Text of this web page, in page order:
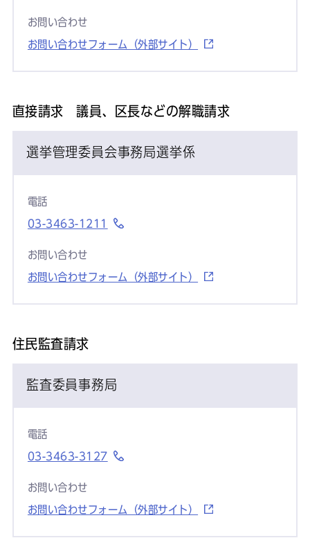
お問い合わせ
お問い合わせフォーム（外部サイト）
直接請求 議員、区長などの解職請求
選挙管理委員会事務局選挙係
電話
03-3463-1211
お問い合わせ
お問い合わせフォーム（外部サイト）
住民監査請求
監査委員事務局
電話
03-3463-3127
お問い合わせ
お問い合わせフォーム（外部サイト）